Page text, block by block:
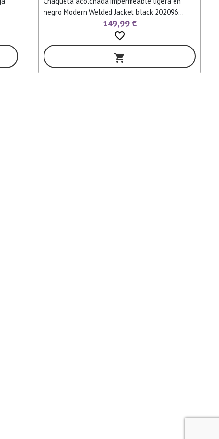
negro Modern Welded Jacket black 202096
149,99 €
favorite_border
shopping_cart